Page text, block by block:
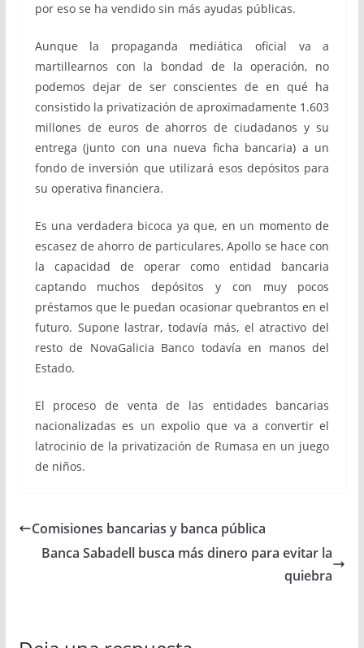
por eso se ha vendido sin más ayudas públicas.
Aunque la propaganda mediática oficial va a
martillearnos con la bondad de la operación, no
podemos dejar de ser conscientes de en qué ha
consistido la privatización de aproximadamente 1.603
millones de euros de ahorros de ciudadanos y su
entrega (junto con una nueva ficha bancaria) a un
fondo de inversión que utilizará esos depósitos para
su operativa financiera.
Es una verdadera bicoca ya que, en un momento de
escasez de ahorro de particulares, Apollo se hace con
la capacidad de operar como entidad bancaria
captando muchos depósitos y con muy pocos
préstamos que le puedan ocasionar quebrantos en el
futuro. Supone lastrar, todavía más, el atractivo del
resto de NovaGalicia Banco todavía en manos del
Estado.
El proceso de venta de las entidades bancarias
nacionalizadas es un expolio que va a convertir el
latrocinio de la privatización de Rumasa en un juego
de niños.
Comisiones bancarias y banca pública
Banca Sabadell busca más dinero para evitar la
quiebra